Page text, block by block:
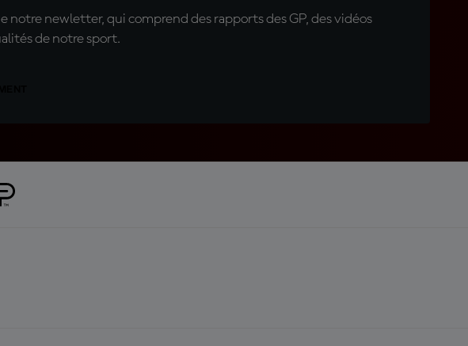
newletter, qui comprend des rapports des GP, des vidéos
de notre sport.